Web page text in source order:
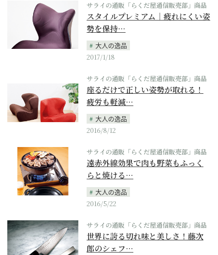
サライの通販「らくだ屋通信販売部」商品
スタイルプレミアム｜疲れにくい姿
勢を保持…
大人の逸品
2017/1/18
サライの通販「らくだ屋通信販売部」商品
座るだけで正しい姿勢が取れる！
疲労も軽減…
大人の逸品
2016/8/12
サライの通販「らくだ屋通信販売部」商品
遠赤外線効果で肉も野菜もふっく
らと焼ける…
大人の逸品
2016/5/22
サライの通販「らくだ屋通信販売部」商品
世界に誇る切れ味と美しさ！藤次
郎のシェフ…